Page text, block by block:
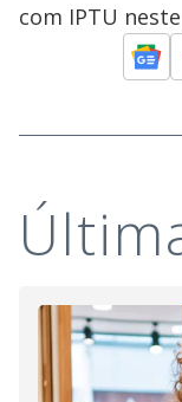
com IPTU